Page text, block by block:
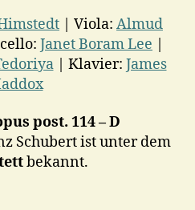
| Viola: Almud
Janet Boram Lee
| Klavier: James
post. 114 – D
Schubert ist unter dem
bekannt.